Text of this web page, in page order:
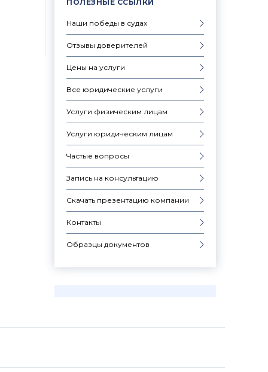
ПОЛЕЗНЫЕ ССЫЛКИ
Наши победы в судах
Отзывы доверителей
Цены на услуги
Все юридические услуги
Услуги физическим лицам
Услуги юридическим лицам
Частые вопросы
Запись на консультацию
Скачать презентацию компании
Контакты
Образцы документов